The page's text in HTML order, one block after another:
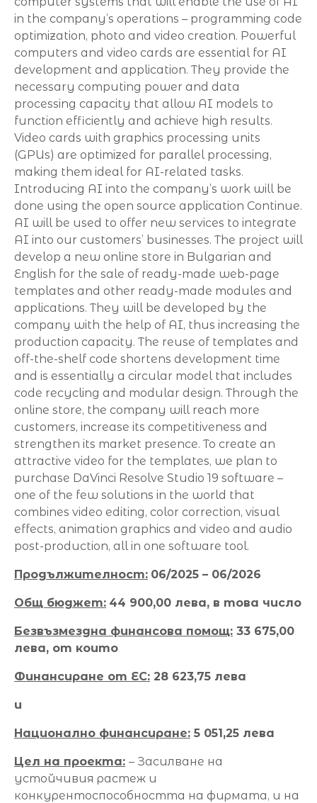
in the company’s operations – programming code
optimization, photo and video creation. Powerful
computers and video cards are essential for AI
development and application. They provide the
necessary computing power and data
processing capacity that allow AI models to
function efficiently and achieve high results.
Video cards with graphics processing units
(GPUs) are optimized for parallel processing,
making them ideal for AI-related tasks.
Introducing AI into the company’s work will be
done using the open source application Continue.
AI will be used to offer new services to integrate
AI into our customers’ businesses. The project will
develop a new online store in Bulgarian and
English for the sale of ready-made web-page
templates and other ready-made modules and
applications. They will be developed by the
company with the help of AI, thus increasing the
production capacity. The reuse of templates and
off-the-shelf code shortens development time
and is essentially a circular model that includes
code recycling and modular design. Through the
online store, the company will reach more
customers, increase its competitiveness and
strengthen its market presence. To create an
attractive video for the templates, we plan to
purchase DaVinci Resolve Studio 19 software –
one of the few solutions in the world that
combines video editing, color correction, visual
effects, animation graphics and video and audio
post-production, all in one software tool.
Продължителност: 06/2025 – 06/2026
Общ бюджет: 44 900,00 лева, в това число
Безвъзмездна финансова помощ: 33 675,00
лева, от които
Финансиране от ЕС: 28 623,75 лева
и
Национално финансиране: 5 051,25 лева
Цел на проекта: – Засилване на
устойчивия растеж и
конкурентоспособността на фирмата, и на